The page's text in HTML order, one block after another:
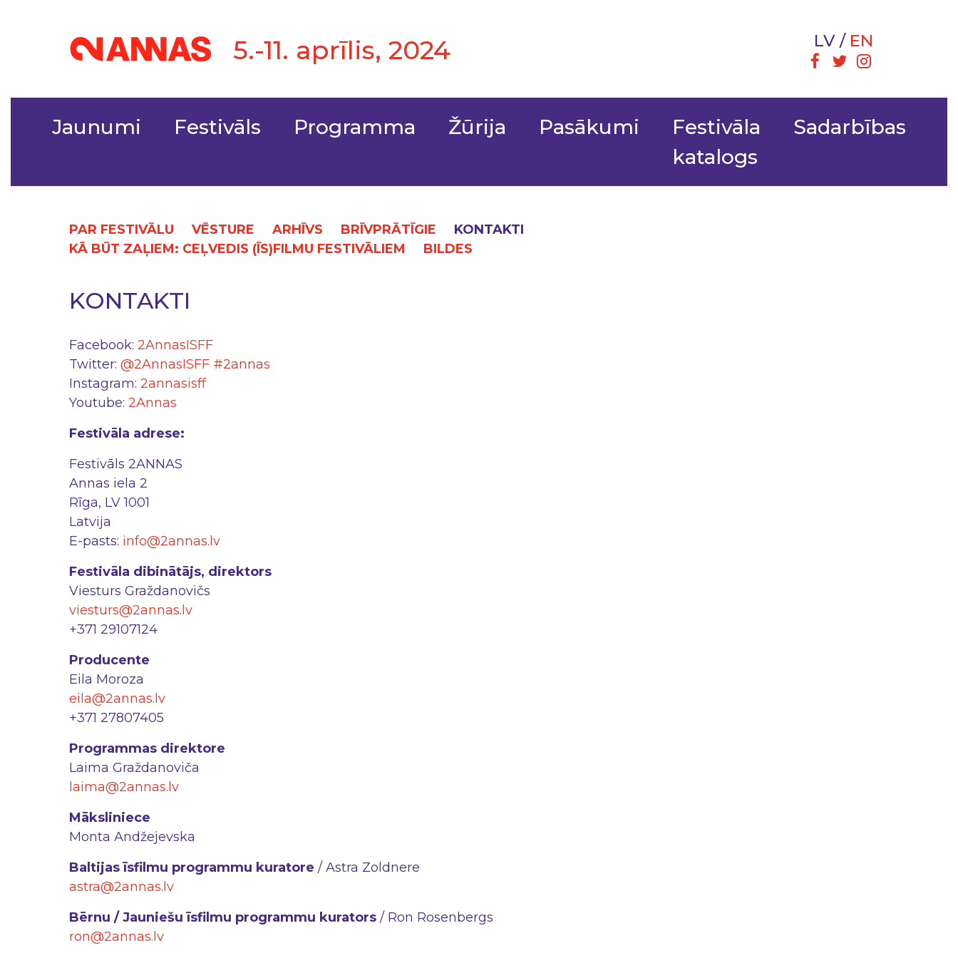
5.-11. aprīlis, 2024 LV EN
Jaunumi Festivāls Programma Žūrija Pasākumi
Festivāla
katalogs
Sadarbības
PAR FESTIVĀLU VĒSTURE ARHĪVS BRĪVPRĀTĪGIE
KONTAKTI
KĀ BŪT ZAĻIEM: CEĻVEDIS (ĪS)FILMU FESTIVĀLIEM
BILDES
KONTAKTI
Facebook: 2AnnasISFF
Twitter: @2AnnasISFF #2annas
Instagram: 2annasisff
Youtube: 2Annas
Festivāla adrese:
Festivāls 2ANNAS
Annas iela 2
Rīga, LV 1001
Latvija
E-pasts: info@2annas.lv
Festivāla dibinātājs, direktors
Viesturs Graždanovičs
viesturs@2annas.lv
+371 29107124
Producente
Eila Moroza
eila@2annas.lv
+371 27807405
Programmas direktore
Laima Graždanoviča
laima@2annas.lv
Māksliniece
Monta Andžejevska
Baltijas īsfilmu programmu kuratore / Astra Zoldnere
astra@2annas.lv
Bērnu / Jauniešu īsfilmu programmu kurators / Ron Rosenbergs
ron@2annas.lv